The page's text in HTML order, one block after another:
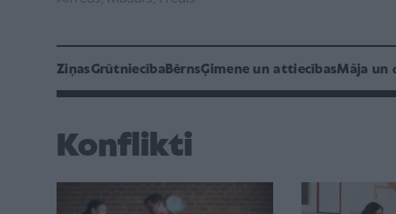
ZiņasGrūtniecībaBērnsĢimene un attiecībasMāja un
Konflikti